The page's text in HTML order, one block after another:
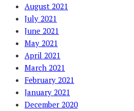
August 2021
July 2021
June 2021
May 2021
April 2021
March 2021
February 2021
January 2021
December 2020